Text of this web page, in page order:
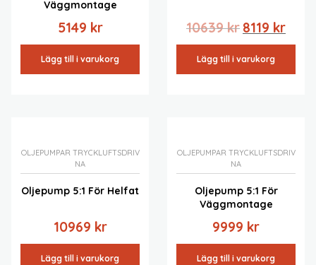
Väggmontage
5149 kr
Lägg till i varukorg
10639kr Det
ursprungliga
priset
var:
8119 krDet
är:
Lägg till i varukorg
OLJEPUMPAR TRYCKLUFTSDRIV
NA
Oljepump 5:1 För Helfat
10969 kr
Lägg till i varukorg
OLJEPUMPAR TRYCKLUFTSDRIV
NA
Oljepump 5:1 För
Väggmontage
9999 kr
Lägg till i varukorg